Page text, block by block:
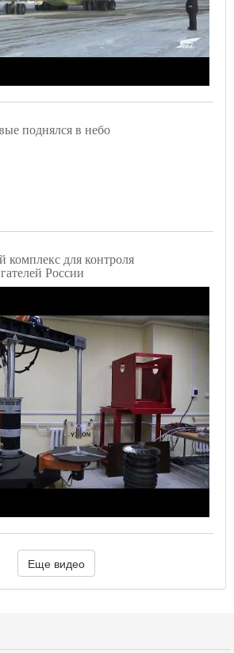
поднялся в небо
комплекс для контроля
России
Еще видео